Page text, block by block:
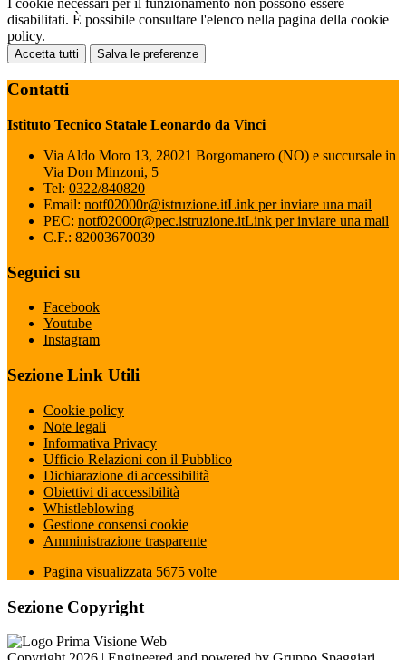
disabilitati. È possibile consultare l'elenco nella pagina della cookie
policy.
Accetta tutti Salva le preferenze
Contatti
Istituto Tecnico Statale Leonardo da Vinci
Via Aldo Moro 13, 28021 Borgomanero (NO) e succursale in
Via Don Minzoni, 5
Tel: 0322/840820
Email: notf02000r@istruzione.itLink per inviare una mail
PEC: notf02000r@pec.istruzione.itLink per inviare una mail
C.F.: 82003670039
Seguici su
Facebook
Youtube
Instagram
Sezione Link Utili
Cookie policy
Note legali
Informativa Privacy
Ufficio Relazioni con il Pubblico
Dichiarazione di accessibilità
Obiettivi di accessibilità
Whistleblowing
Gestione consensi cookie
Amministrazione trasparente
Pagina visualizzata 5675 volte
Sezione Copyright